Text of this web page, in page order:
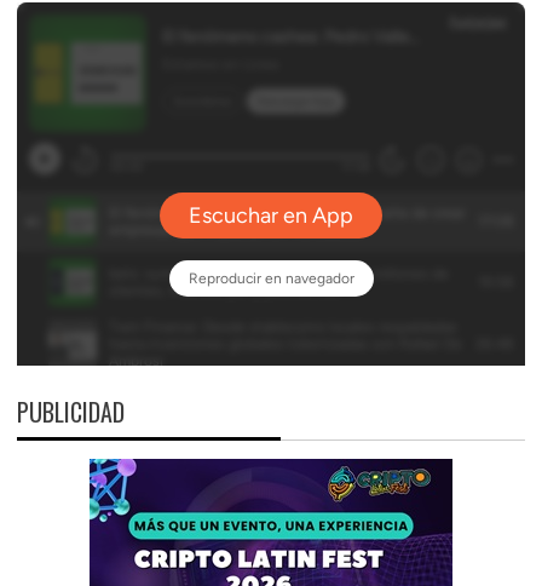
PUBLICIDAD